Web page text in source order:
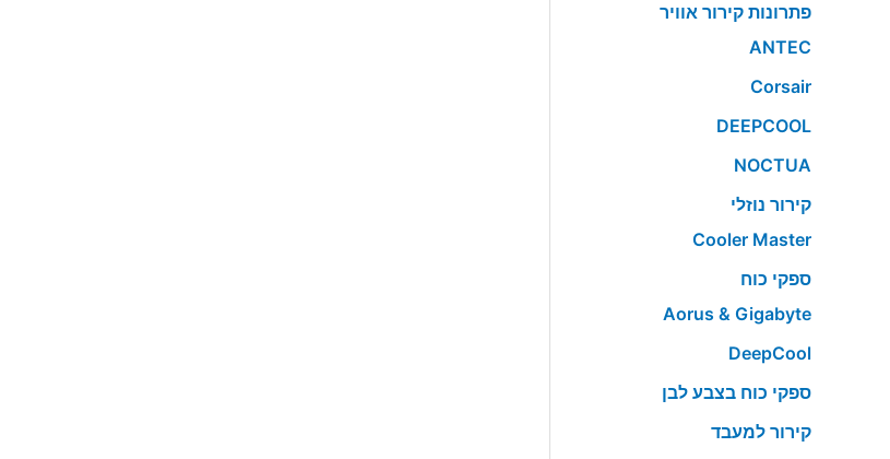
פתרונות קירור אוויר
ANTEC
Corsair
DEEPCOOL
NOCTUA
קירור נוזלי
Cooler Master
ספקי כוח
Aorus & Gigabyte
DeepCool
ספקי כוח בצבע לבן
קירור למעבד